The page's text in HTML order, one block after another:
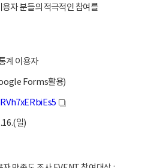
자 분들의 적극적인 참여를
계 이용자
Forms활용)
새
일)